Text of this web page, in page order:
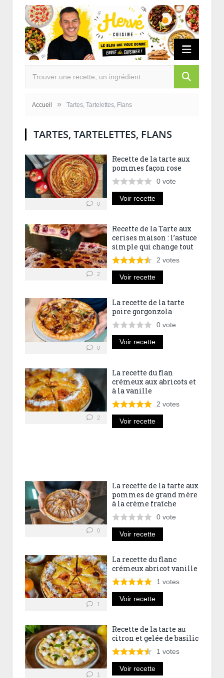
Accueil » Tartes, Tartelettes, Flans
TARTES, TARTELETTES, FLANS
0
Recette de la tarte aux
pommes façon rose
0 vote
Voir recette
2
Recette de la Tarte aux
cerises maison : l’astuce
simple qui change tout
2 votes
Voir recette
0
La recette de la tarte
poire gorgonzola
0 vote
Voir recette
2
La recette du flan
crémeux aux abricots et
à la vanille
2 votes
Voir recette
0
La recette de la tarte aux
pommes de grand mère
à la crème fraîche
0 vote
Voir recette
1
La recette du flanc
crémeux abricot vanille
1 votes
Voir recette
1
Recette de la tarte au
citron et gelée de basilic
1 votes
Voir recette